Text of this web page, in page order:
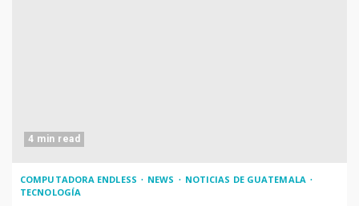
4 min read
COMPUTADORA ENDLESS NEWS
NOTICIAS DE GUATEMALA
TECNOLOGÍA